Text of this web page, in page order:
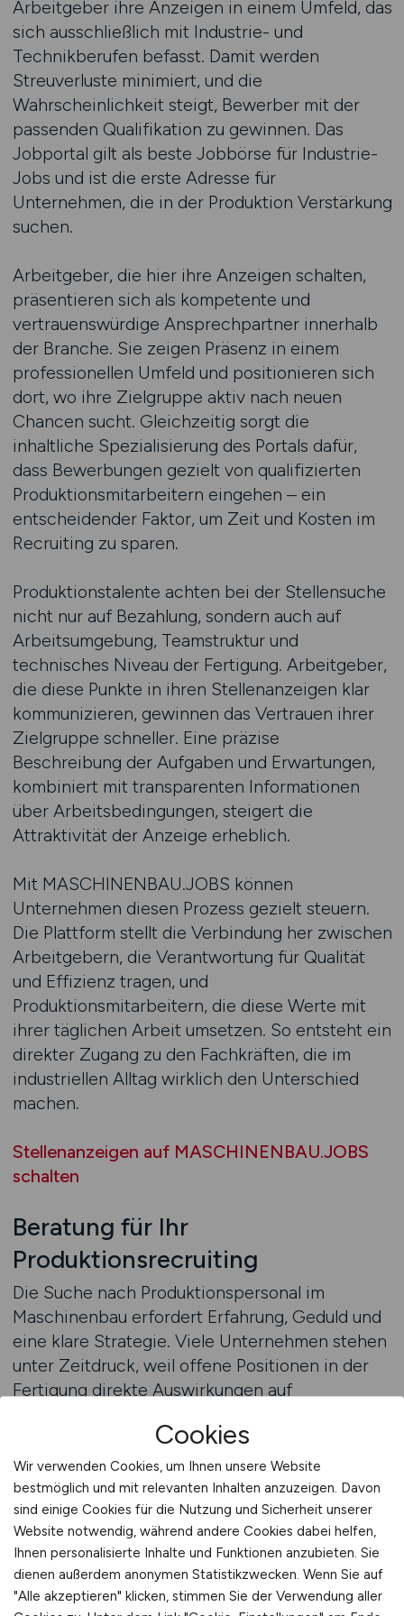
Arbeitgeber ihre Anzeigen in einem Umfeld, das
sich ausschließlich mit Industrie- und
Technikberufen befasst. Damit werden
Streuverluste minimiert, und die
Wahrscheinlichkeit steigt, Bewerber mit der
passenden Qualifikation zu gewinnen. Das
Jobportal gilt als beste Jobbörse für Industrie-
Jobs und ist die erste Adresse für
Unternehmen, die in der Produktion Verstärkung
suchen.
Arbeitgeber, die hier ihre Anzeigen schalten,
präsentieren sich als kompetente und
vertrauenswürdige Ansprechpartner innerhalb
der Branche. Sie zeigen Präsenz in einem
professionellen Umfeld und positionieren sich
dort, wo ihre Zielgruppe aktiv nach neuen
Chancen sucht. Gleichzeitig sorgt die
inhaltliche Spezialisierung des Portals dafür,
dass Bewerbungen gezielt von qualifizierten
Produktionsmitarbeitern eingehen – ein
entscheidender Faktor, um Zeit und Kosten im
Recruiting zu sparen.
Produktionstalente achten bei der Stellensuche
nicht nur auf Bezahlung, sondern auch auf
Arbeitsumgebung, Teamstruktur und
technisches Niveau der Fertigung. Arbeitgeber,
die diese Punkte in ihren Stellenanzeigen klar
kommunizieren, gewinnen das Vertrauen ihrer
Zielgruppe schneller. Eine präzise
Beschreibung der Aufgaben und Erwartungen,
kombiniert mit transparenten Informationen
über Arbeitsbedingungen, steigert die
Attraktivität der Anzeige erheblich.
Mit MASCHINENBAU.JOBS können
Unternehmen diesen Prozess gezielt steuern.
Die Plattform stellt die Verbindung her zwischen
Arbeitgebern, die Verantwortung für Qualität
und Effizienz tragen, und
Produktionsmitarbeitern, die diese Werte mit
ihrer täglichen Arbeit umsetzen. So entsteht ein
direkter Zugang zu den Fachkräften, die im
industriellen Alltag wirklich den Unterschied
machen.
Stellenanzeigen auf MASCHINENBAU.JOBS
schalten
Beratung für Ihr
Produktionsrecruiting
Die Suche nach Produktionspersonal im
Maschinenbau erfordert Erfahrung, Geduld und
eine klare Strategie. Viele Unternehmen stehen
unter Zeitdruck, weil offene Positionen in der
Fertigung direkte Auswirkungen auf
Gleichzeitig ist der Arbeitsmarkt in diesem
Bereich stark umkämpft, was die Rekrutierung
zusätzlich erschwert. Daher lohnt es sich, den
Recruitingprozess strukturiert aufzubauen und
langfristig zu denken.
Ein erster Schritt ist die Analyse des konkreten
Personalbedarfs. Welche Qualifikationen
Cookies
Wir verwenden Cookies, um Ihnen unsere Website
bestmöglich und mit relevanten Inhalten anzuzeigen. Davon
sind einige Cookies für die Nutzung und Sicherheit unserer
Website notwendig, während andere Cookies dabei helfen,
Ihnen personalisierte Inhalte und Funktionen anzubieten. Sie
dienen außerdem anonymen Statistikzwecken. Wenn Sie auf
"Alle akzeptieren" klicken, stimmen Sie der Verwendung aller